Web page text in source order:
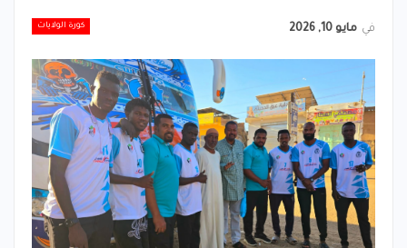
كورة الولايات في مايو 10, 2026